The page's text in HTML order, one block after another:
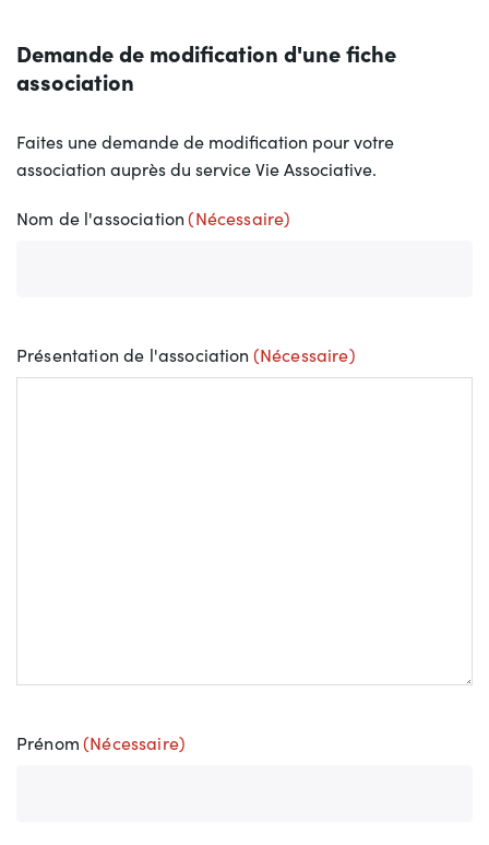
Demande de modification d'une fiche
association
Faites une demande de modification pour votre
association auprès du service Vie Associative.
Nom de l'association (Nécessaire)
Présentation de l'association (Nécessaire)
Prénom(Nécessaire)